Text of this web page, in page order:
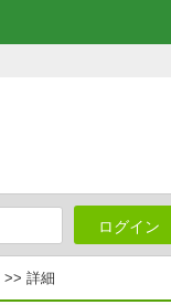
ログイン
>> 詳細